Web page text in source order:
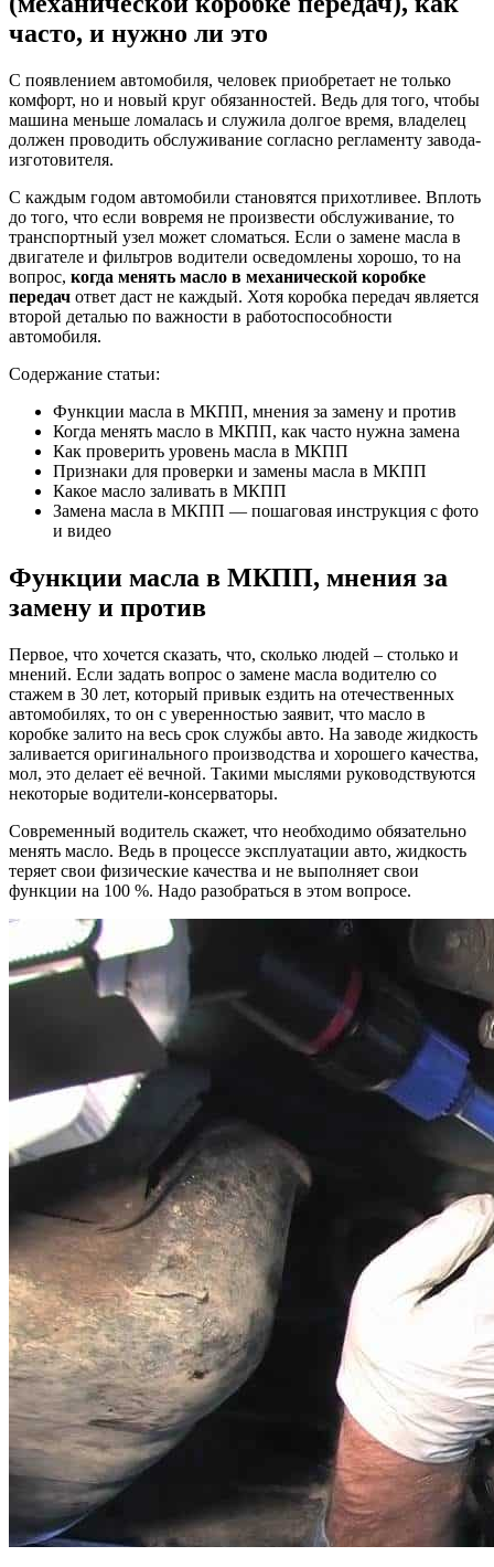
в
как
часто,
ли
это
часто, и нужно ли это
С появлением автомобиля, человек приобретает не только
комфорт, но и новый круг обязанностей. Ведь для того, чтобы
машина меньше ломалась и служила долгое время, владелец
должен проводить обслуживание согласно регламенту завода-
изготовителя.
С каждым годом автомобили становятся прихотливее. Вплоть
до того, что если вовремя не произвести обслуживание, то
транспортный узел может сломаться. Если о замене масла в
двигателе и фильтров водители осведомлены хорошо, то на
вопрос, когда менять масло в механической коробке
передач ответ даст не каждый. Хотя коробка передач является
второй деталью по важности в работоспособности
автомобиля.
Содержание статьи:
Функции масла в МКПП, мнения за замену и против
Когда менять масло в МКПП, как часто нужна замена
Как проверить уровень масла в МКПП
Признаки для проверки и замены масла в МКПП
Какое масло заливать в МКПП
Замена масла в МКПП — пошаговая инструкция с фото
и видео
Функции масла в МКПП, мнения за
замену и против
Первое, что хочется сказать, что, сколько людей – столько и
мнений. Если задать вопрос о замене масла водителю со
стажем в 30 лет, который привык ездить на отечественных
автомобилях, то он с уверенностью заявит, что масло в
коробке залито на весь срок службы авто. На заводе жидкость
заливается оригинального производства и хорошего качества,
мол, это делает её вечной. Такими мыслями руководствуются
некоторые водители-консерваторы.
Современный водитель скажет, что необходимо обязательно
менять масло. Ведь в процессе эксплуатации авто, жидкость
теряет свои физические качества и не выполняет свои
функции на 100 %. Надо разобраться в этом вопросе.